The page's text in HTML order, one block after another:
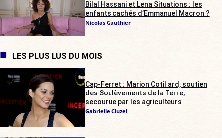
Bilal Hassani et Lena Situations : les
enfants cachés d’Emmanuel Macron ?
Nicolas Gauthier
LES PLUS LUS DU MOIS
Cap-Ferret : Marion Cotillard, soutien
des Soulèvements de la Terre,
secourue par les agriculteurs
Gabrielle Cluzel